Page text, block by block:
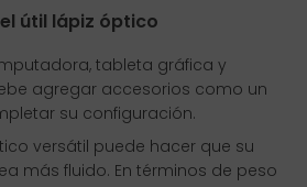
útil lápiz óptico
tableta gráfica y
agregar accesorios como un
su configuración.
versátil puede hacer que su
más fluido. En términos de peso